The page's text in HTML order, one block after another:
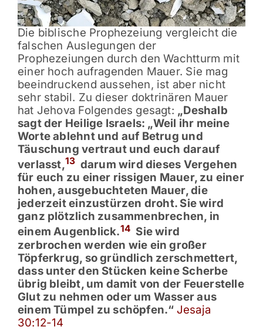
Die biblische Prophezeiung vergleicht die
falschen Auslegungen der
Prophezeiungen durch den Wachtturm mit
einer hoch aufragenden Mauer. Sie mag
beeindruckend aussehen, ist aber nicht
sehr stabil. Zu dieser doktrinären Mauer
hat Jehova Folgendes gesagt: „Deshalb
sagt der Heilige Israels: „Weil ihr meine
Worte ablehnt und auf Betrug und
Täuschung vertraut und euch darauf
verlasst,13 darum wird dieses Vergehen
für euch zu einer rissigen Mauer, zu einer
hohen, ausgebuchteten Mauer, die
jederzeit einzustürzen droht. Sie wird
ganz plötzlich zusammenbrechen, in
einem Augenblick.14 Sie wird
zerbrochen werden wie ein großer
Töpferkrug, so gründlich zerschmettert,
dass unter den Stücken keine Scherbe
übrig bleibt, um damit von der Feuerstelle
Glut zu nehmen oder um Wasser aus
einem Tümpel zu schöpfen.“ Jesaja
30:12-14